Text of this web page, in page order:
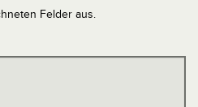
Felder aus.